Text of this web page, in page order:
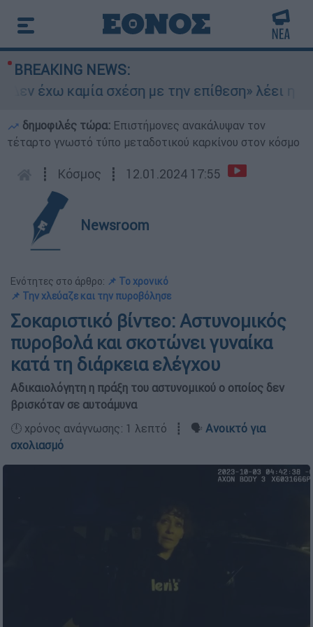
BREAKING NEWS:
έχω καμία σχέση με την επίθεση» λέει η
δημοφιλές τώρα: Επιστήμονες ανακάλυψαν τον
τέταρτο γνωστό τύπο μεταδοτικού καρκίνου στον κόσμο
┋ Κόσμος ┋ 12.01.2024 17:55
Newsroom
Ενότητες στο άρθρο: 📌 Το χρονικό
📌 Την χλεύαζε και την πυροβόλησε
Σοκαριστικό βίντεο: Αστυνομικός
πυροβολά και σκοτώνει γυναίκα
κατά τη διάρκεια ελέγχου
Αδικαιολόγητη η πράξη του αστυνομικού ο οποίος δεν
βρισκόταν σε αυτοάμυνα
🕛 χρόνος ανάγνωσης: 1 λεπτό ┋ 🗣️ Ανοικτό για
σχολιασμό